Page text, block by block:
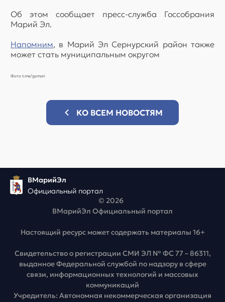
Об этом сообщает пресс-служба Госсобрания
Марий Эл.
Напомним, в Марий Эл Сернурский район также
может стать муниципальным округом
Фото t.me/gsmari
КО ВСЕМ НОВОСТЯМ
ВМарийЭл
Официальный портал
© 2026
ВМарийЭл Официальный портал
Настоящий ресурс может содержать материалы 16+
Свидетельство о регистрации СМИ ЭЛ № ФС 77 – 86311,
выданное Федеральной службой по надзору в сфере
связи, информационных технологий и массовых
коммуникаций
Учредитель: Автономная некоммерческая организация